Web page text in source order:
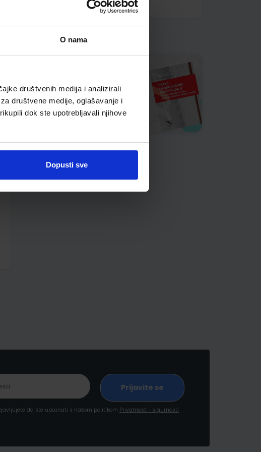
O nama
društvenih medija i analizirali
društvene medije, oglašavanje i
dok ste upotrebljavali njihove
Dopusti sve
da ste upoznati s našom politikom Privatnosti i sigurnosti